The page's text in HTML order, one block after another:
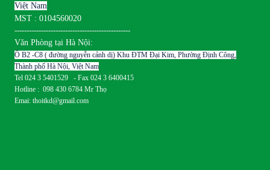
Việt Nam
MST : 0104560020
------------------------------------------------
Văn Phòng tại Hà Nội:
Ô B2 -C8 ( đường nguyễn cảnh dị) Khu ĐTM Đại Kim, Phường Định Công,
Thành phố Hà Nội, Việt Nam
Tel 024 3 5401529 - Fax 024 3 6400415
Hotline : 098 430 6784 Mr Thọ
Emai: thoitkd@gmail.com